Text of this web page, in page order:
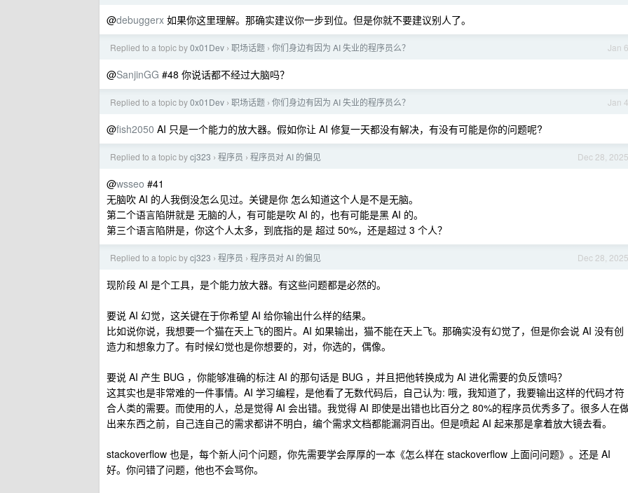
@debuggerx 如果你这里理解。那确实建议你一步到位。但是你就不要建议别人了。
Jan 6
Replied to a topic by0x01Dev › 职场话题 › 你们身边有因为 AI 失业的程序员么？
@SanjinGG #48 你说话都不经过大脑吗？
Jan 4
Replied to a topic by0x01Dev › 职场话题 › 你们身边有因为 AI 失业的程序员么？
@fish2050 AI 只是一个能力的放大器。假如你让 AI 修复一天都没有解决，有没有可能是你的问题呢?
Dec 28, 2025
Replied to a topic bycj323 › 程序员 › 程序员对 AI 的偏见
@wsseo #41
无脑吹 AI 的人我倒没怎么见过。关键是你 怎么知道这个人是不是无脑。
第二个语言陷阱就是 无脑的人，有可能是吹 AI 的，也有可能是黑 AI 的。
第三个语言陷阱是，你这个人太多，到底指的是 超过 50%，还是超过 3 个人？
Dec 28, 2025
Replied to a topic bycj323 › 程序员 › 程序员对 AI 的偏见
现阶段 AI 是个工具，是个能力放大器。有这些问题都是必然的。
要说 AI 幻觉，这关键在于你希望 AI 给你输出什么样的结果。
比如说你说，我想要一个猫在天上飞的图片。AI 如果输出，猫不能在天上飞。那确实没有幻觉了，但是你会说 AI 没有创
造力和想象力了。有时候幻觉也是你想要的，对，你选的，偶像。
要说 AI 产生 BUG ，你能够准确的标注 AI 的那句话是 BUG ，并且把他转换成为 AI 进化需要的负反馈吗？
这其实也是非常难的一件事情。AI 学习编程，是他看了无数代码后，自己认为: 哦，我知道了，我要输出这样的代码才符
合人类的需要。而使用的人，总是觉得 AI 会出错。我觉得 AI 即使是出错也比百分之 80%的程序员优秀多了。很多人在
出来东西之前，自己连自己的需求都讲不明白，编个需求文档都能漏洞百出。但是喷起 AI 起来那是拿着放大镜去看。
stackoverflow 也是，每个新人问个问题，你先需要学会厚厚的一本《怎么样在 stackoverflow 上面问问题》。还是 AI
好。你问错了问题，他也不会骂你。